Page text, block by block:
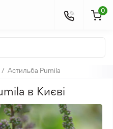
0
Астильба Pumila
в Києві